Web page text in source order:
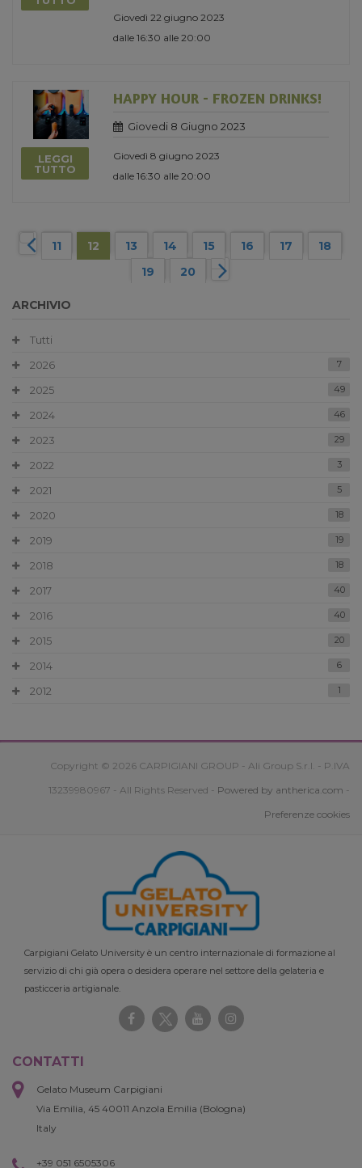
Giovedì 22 giugno 2023
dalle 16:30 alle 20:00
LEGGI
TUTTO
HAPPY HOUR - FROZEN DRINKS!
Giovedi 8 Giugno 2023
Giovedì 8 giugno 2023
dalle 16:30 alle 20:00
11 12 13 14 15 16 17
18
19
20
ARCHIVIO
Tutti
2026
7
2025 49
2024 46
2023 29
2022 3
2021 5
2020 18
2019 19
2018 18
2017 40
2016 40
2015 20
2014 6
2012 1
Copyright © 2026 CARPIGIANI GROUP - Ali Group S.r.l. - P.IVA
13239980967 - All Rights Reserved - Powered by antherica.com -
Preferenze cookies
Carpigiani Gelato University è un centro internazionale di formazione al
servizio di chi già opera o desidera operare nel settore della gelateria e
pasticceria artigianale.
CONTATTI
Gelato Museum Carpigiani
Via Emilia, 45 40011 Anzola Emilia (Bologna)
Italy
+39 051 6505306